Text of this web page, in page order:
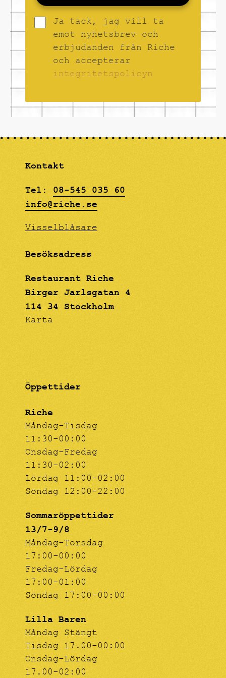
Ja tack, jag vill ta
emot nyhetsbrev och
erbjudanden från Riche
och accepterar
integritetspolicyn
Öppettider
Riche
Måndag-Tisdag
11:30-00:00
Onsdag-Fredag
11:30-02:00
Lördag 11:00-02:00
Söndag 12:00-22:00
Sommaröppettider
13/7-9/8
Måndag-Torsdag
17:00-00:00
Fredag-Lördag
17:00-01:00
Söndag 17:00-00:00
Lilla Baren
Måndag Stängt
Tisdag 17.00-00:00
Onsdag-Lördag
17.00-02:00
Kontakt
Tel: 08-545 035 60
info@riche.se
Visselblåsare
Besöksadress
Restaurant Riche
Birger Jarlsgatan 4
114 34 Stockholm
Karta